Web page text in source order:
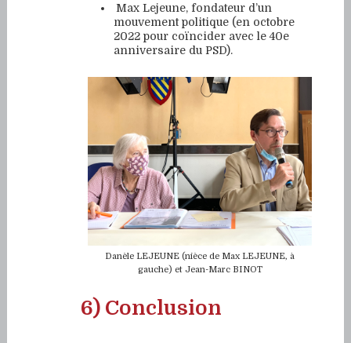
Max Lejeune, fondateur d’un
mouvement politique (en octobre
2022 pour coïncider avec le 40e
anniversaire du PSD).
Danèle LEJEUNE (nièce de Max LEJEUNE, à
gauche) et Jean-Marc BINOT
6) Conclusion